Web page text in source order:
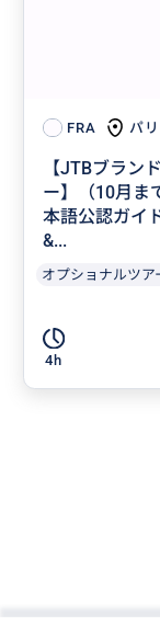
FRA パリ
【JTBブラン
ー】（10月ま
本語公認ガイ
&...
オプショナルツア
4h